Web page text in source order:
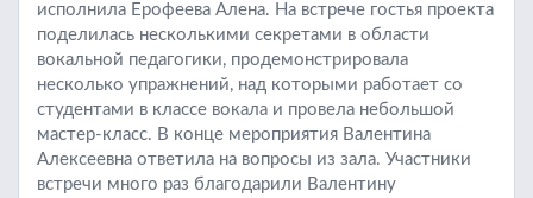
исполнила Ерофеева Алена. На встрече гостья проекта
поделилась несколькими секретами в области
вокальной педагогики, продемонстрировала
несколько упражнений, над которыми работает со
студентами в классе вокала и провела небольшой
мастер-класс. В конце мероприятия Валентина
Алексеевна ответила на вопросы из зала. Участники
встречи много раз благодарили Валентину